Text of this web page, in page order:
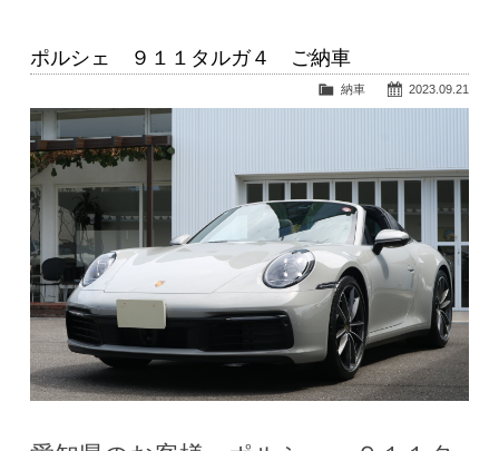
ポルシェ ９１１タルガ４ ご納車
2023.09.21
納車